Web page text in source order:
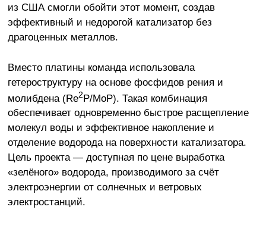
из США смогли обойти этот момент, создав
эффективный и недорогой катализатор без
драгоценных металлов.
Вместо платины команда использовала
гетероструктуру на основе фосфидов рения и
молибдена (Re2P/MoP). Такая комбинация
обеспечивает одновременно быстрое расщепление
молекул воды и эффективное накопление и
отделение водорода на поверхности катализатора.
Цель проекта — доступная по цене выработка
«зелёного» водорода, производимого за счёт
электроэнергии от солнечных и ветровых
электростанций.